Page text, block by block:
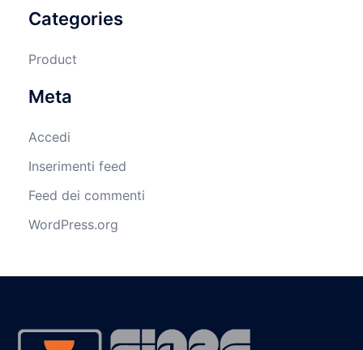
Categories
Product
Meta
Accedi
Inserimenti feed
Feed dei commenti
WordPress.org